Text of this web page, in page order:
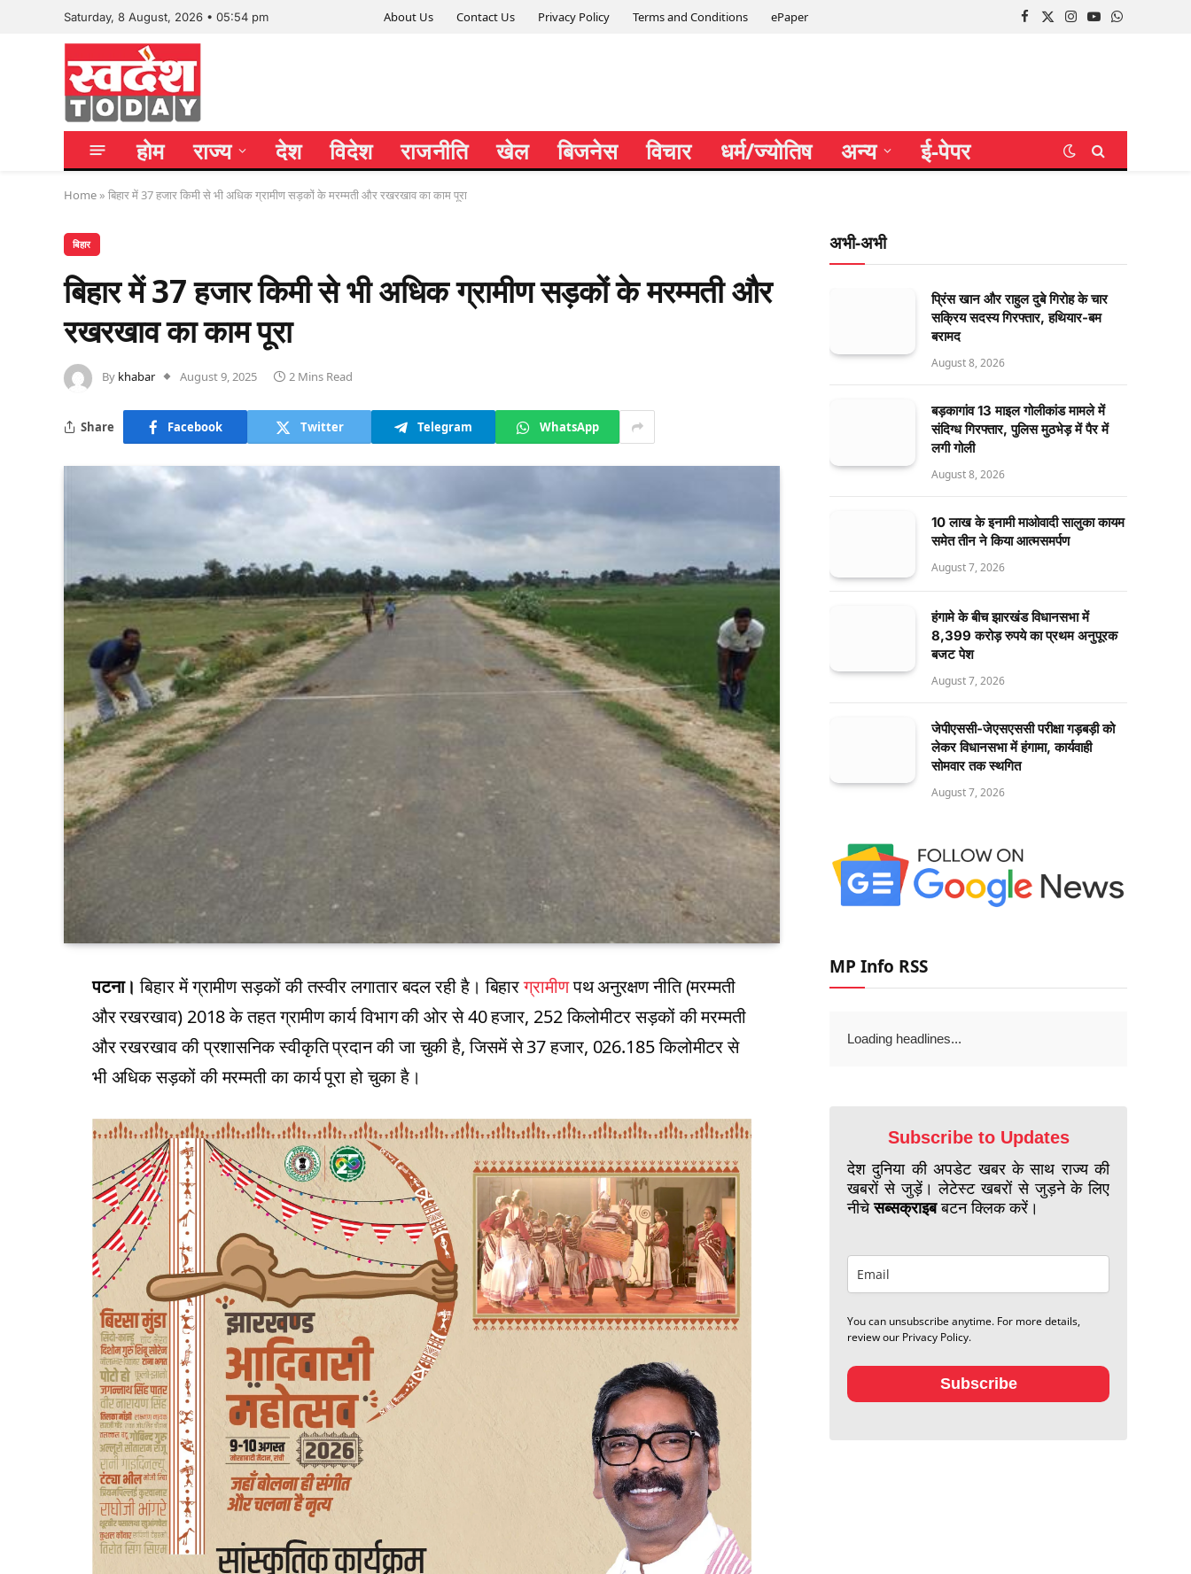
Saturday, 8 August, 2026 • 05:54 pm About Us Contact Us Privacy Policy Terms and Conditions ePaper
Facebook
X
Instagram
YouTubeWhatsApp
होम राज्य देश विदेश राजनीति खेल बिजनेस विचार धर्म/ज्योतिष अन्य ई-पेपर
Home » बिहार में 37 हजार किमी से भी अधिक ग्रामीण सड़कों के मरम्मती और रखरखाव का काम पूरा
बिहार
बिहार में 37 हजार किमी से भी अधिक ग्रामीण सड़कों के मरम्मती और
रखरखाव का काम पूरा
By khabar August 9, 2025 2 Mins Read
Share Facebook Twitter Telegram WhatsApp
पटना। बिहार में ग्रामीण सड़कों की तस्वीर लगातार बदल रही है। बिहारग्रामीणपथ अनुरक्षण नीति (मरम्मती
और रखरखाव) 2018 के तहत ग्रामीण कार्य विभाग की ओर से 40 हजार, 252 किलोमीटर सड़कों की मरम्मती
और रखरखाव की प्रशासनिक स्वीकृति प्रदान की जा चुकी है, जिसमें से 37 हजार, 026.185 किलोमीटर से
भी अधिक सड़कों की मरम्मती का कार्य पूरा हो चुका है।
अभी-अभी
प्रिंस खान और राहुल दुबे गिरोह के चार
सक्रिय सदस्य गिरफ्तार, हथियार-बम
बरामद
August 8, 2026
बड़कागांव 13 माइल गोलीकांड मामले में
संदिग्ध गिरफ्तार, पुलिस मुठभेड़ में पैर में
लगी गोली
August 8, 2026
10 लाख के इनामी माओवादी सालुका कायम
समेत तीन ने किया आत्मसमर्पण
August 7, 2026
हंगामे के बीच झारखंड विधानसभा में
8,399 करोड़ रुपये का प्रथम अनुपूरक
बजट पेश
August 7, 2026
जेपीएससी-जेएसएससी परीक्षा गड़बड़ी को
लेकर विधानसभा में हंगामा, कार्यवाही
सोमवार तक स्थगित
August 7, 2026
MP Info RSS
Loading headlines...
Subscribe to Updates
देश दुनिया की अपडेट खबर के साथ राज्य की
खबरों से जुड़ें। लेटेस्ट खबरों से जुड़ने के लिए
नीचेसब्सक्राइबबटन क्लिक करें।
You can unsubscribe anytime. For more details,
review our Privacy Policy.
Subscribe